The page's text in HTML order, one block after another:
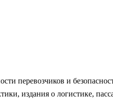
перевозчиков и
издания о логистике,